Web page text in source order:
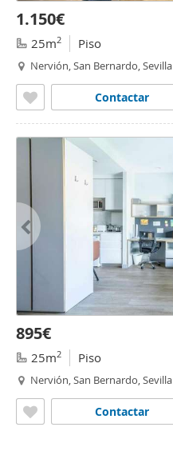
1.150€
25m2 Piso
Nervión, San Bernardo, Sevilla
Contactar
895€
25m2 Piso
Nervión, San Bernardo, Sevilla
Contactar